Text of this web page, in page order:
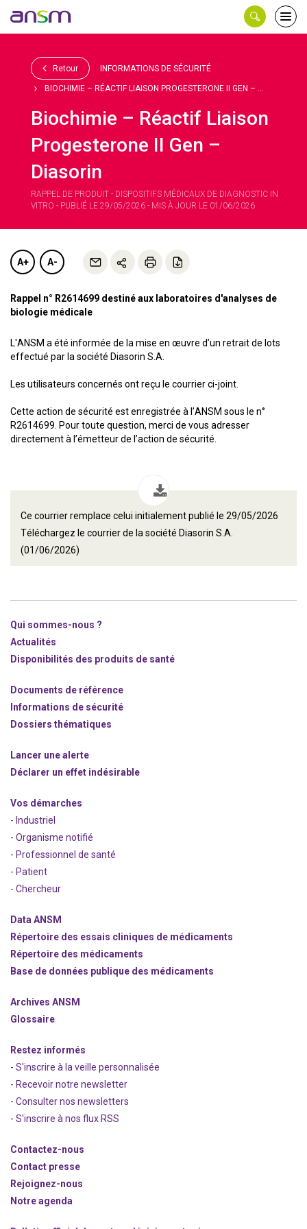
le
Retour INFORMATIONS DE SÉCURITÉ
BIOCHIMIE – RÉACTIF LIAISON PROGESTERONE II GEN – ...
Biochimie – Réactif Liaison
Progesterone II Gen –
Diasorin
RAPPEL DE PRODUIT - DISPOSITIFS MÉDICAUX DE DIAGNOSTIC IN
VITRO - PUBLIÉ LE 29/05/2026 - MIS À JOUR LE 01/06/2026
A+ A-
Rappel n° R2614699 destiné aux laboratoires d'analyses de
biologie médicale
L'ANSM a été informée de la mise en œuvre d’un retrait de lots
effectué par la société Diasorin S.A.
Les utilisateurs concernés ont reçu le courrier ci-joint.
Cette action de sécurité est enregistrée à l’ANSM sous le n°
R2614699. Pour toute question, merci de vous adresser
directement à l’émetteur de l’action de sécurité.
Ce courrier remplace celui initialement publié le 29/05/2026
Téléchargez le courrier de la société Diasorin S.A.
(01/06/2026)
Qui sommes-nous ?
Actualités
Disponibilités des produits de santé
Documents de référence
Informations de sécurité
Dossiers thématiques
Lancer une alerte
Déclarer un effet indésirable
Vos démarches
- Industriel
- Organisme notifié
- Professionnel de santé
- Patient
- Chercheur
Data ANSM
Répertoire des essais cliniques de médicaments
Répertoire des médicaments
Base de données publique des médicaments
Archives ANSM
Glossaire
Restez informés
- S'inscrire à la veille personnalisée
- Recevoir notre newsletter
- Consulter nos newsletters
- S'inscrire à nos flux RSS
Contactez-nous
Contact presse
Rejoignez-nous
Notre agenda